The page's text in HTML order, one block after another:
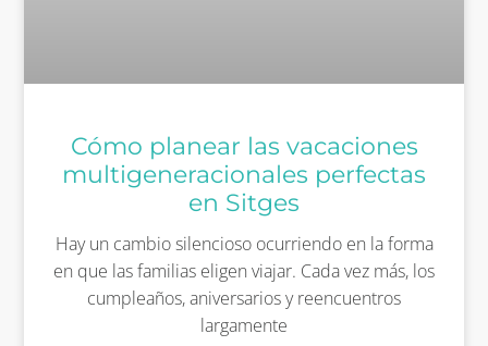
Cómo planear las vacaciones
multigeneracionales perfectas
en Sitges
Hay un cambio silencioso ocurriendo en la forma
en que las familias eligen viajar. Cada vez más, los
cumpleaños, aniversarios y reencuentros
largamente